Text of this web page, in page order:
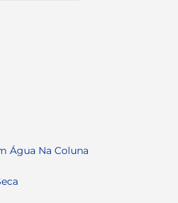
Água Na Coluna